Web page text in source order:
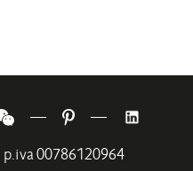
p.iva 00786120964
— —